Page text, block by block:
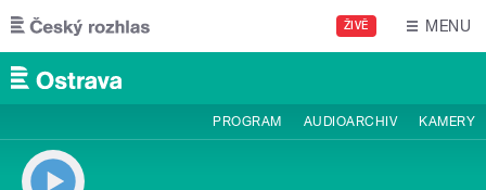
Přejít k hlavnímu obsahu
ŽIVĚ MENU
PROGRAM AUDIOARCHIV KAMERY